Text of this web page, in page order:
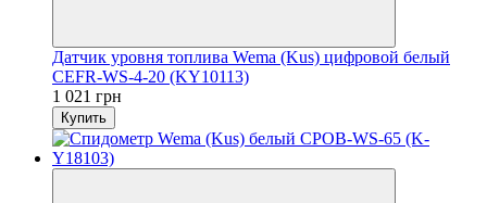
Датчик уровня топлива Wema (Kus) цифровой белый
CEFR-WS-4-20 (KY10113)
1 021 грн
Купить